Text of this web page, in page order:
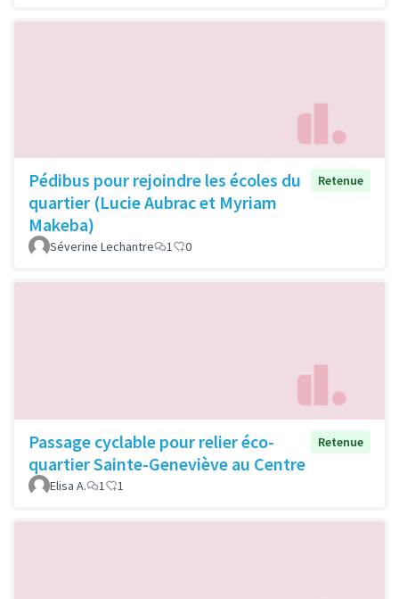
Pédibus pour rejoindre les écoles du
quartier (Lucie Aubrac et Myriam
Makeba)
Retenue
Séverine Lechantre 1 0
Passage cyclable pour relier éco-
quartier Sainte-Geneviève au Centre
Retenue
Elisa A. 1 1